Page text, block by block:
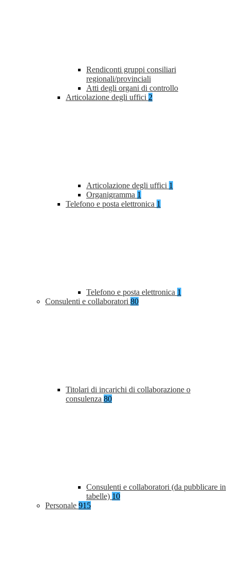
Rendiconti gruppi consiliari
regionali/provinciali
Atti degli organi di controllo
Articolazione degli uffici 2
Articolazione degli uffici 1
Organigramma 1
Telefono e posta elettronica 1
Telefono e posta elettronica 1
Consulenti e collaboratori 80
Titolari di incarichi di collaborazione o
consulenza 80
Consulenti e collaboratori (da pubblicare in
tabelle) 10
Personale 915